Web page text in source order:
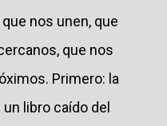
nos unen, que
que nos
Primero: la
libro caído del